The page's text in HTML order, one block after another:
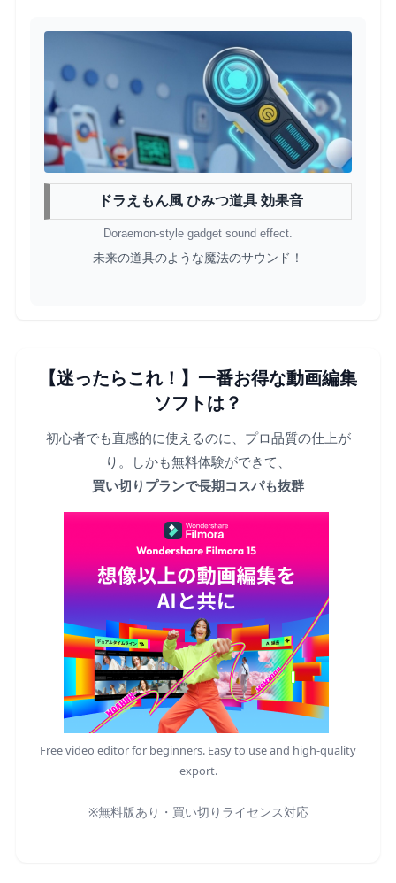
ドラえもん風 ひみつ道具 効果音
Doraemon-style gadget sound effect.
未来の道具のような魔法のサウンド！
【迷ったらこれ！】一番お得な動画編集
ソフトは？
初心者でも直感的に使えるのに、プロ品質の仕上が
り。しかも無料体験ができて、
買い切りプランで長期コスパも抜群
Free video editor for beginners. Easy to use and high-quality
export.
※無料版あり・買い切りライセンス対応